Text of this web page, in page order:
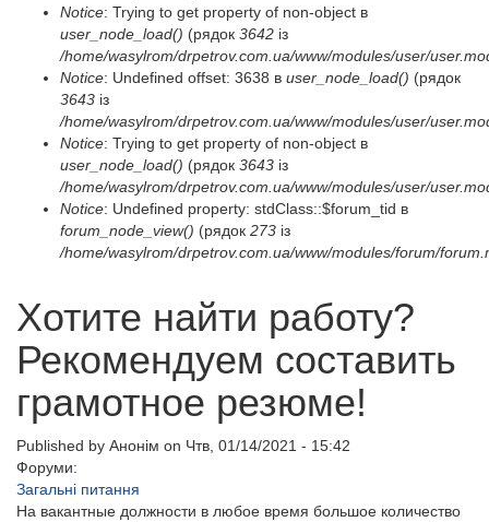
Notice: Trying to get property of non-object в
user_node_load() (рядок 3642 із
/home/wasylrom/drpetrov.com.ua/www/modules/user/
Notice: Undefined offset: 3638 в user_node_load() (рядок
3643 із
/home/wasylrom/drpetrov.com.ua/www/modules/user/
Notice: Trying to get property of non-object в
user_node_load() (рядок 3643 із
/home/wasylrom/drpetrov.com.ua/www/modules/user/
Notice: Undefined property: stdClass::$forum_tid в
forum_node_view() (рядок 273 із
/home/wasylrom/drpetrov.com.ua/www/modules/forum/
Хотите найти работу?
Рекомендуем составить
грамотное резюме!
Published by Анонім on Чтв, 01/14/2021 - 15:42
Форуми:
Загальні питання
На вакантные должности в любое время большое количество